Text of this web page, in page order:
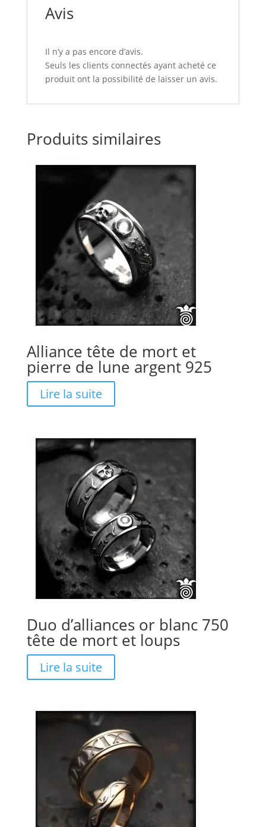
Avis
Il n’y a pas encore d’avis.
Seuls les clients connectés ayant acheté ce
produit ont la possibilité de laisser un avis.
Produits similaires
Alliance tête de mort et
pierre de lune argent 925
Lire la suite
Duo d’alliances or blanc 750
tête de mort et loups
Lire la suite